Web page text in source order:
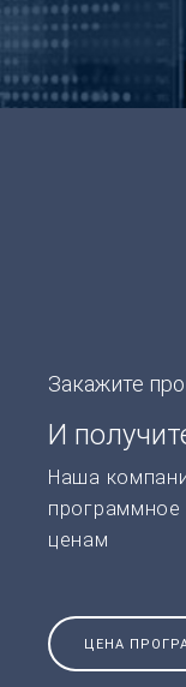
Закажите
И
Наша
программное
ценам
ЦЕНА